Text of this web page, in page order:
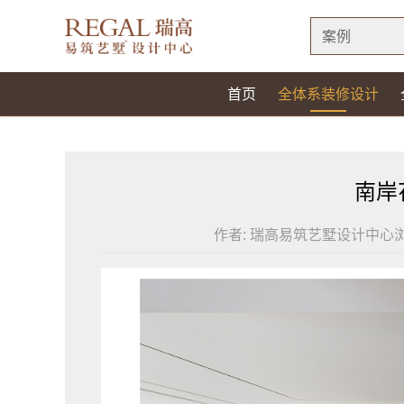
案例
首页 全体系装修设计
南岸
作者: 瑞高易筑艺墅设计中心